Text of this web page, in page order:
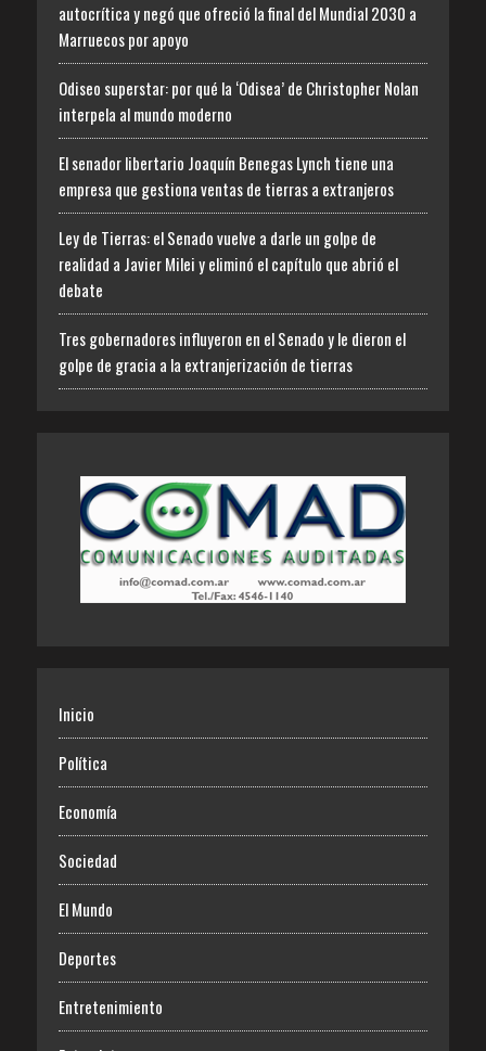
autocrítica y negó que ofreció la final del Mundial 2030 a
Marruecos por apoyo
Odiseo superstar: por qué la ‘Odisea’ de Christopher Nolan
interpela al mundo moderno
El senador libertario Joaquín Benegas Lynch tiene una
empresa que gestiona ventas de tierras a extranjeros
Ley de Tierras: el Senado vuelve a darle un golpe de
realidad a Javier Milei y eliminó el capítulo que abrió el
debate
Tres gobernadores influyeron en el Senado y le dieron el
golpe de gracia a la extranjerización de tierras
Inicio
Política
Economía
Sociedad
El Mundo
Deportes
Entretenimiento